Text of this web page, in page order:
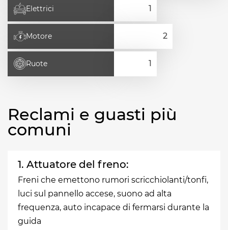
Elettrici
Motore
Ruote
Reclami e guasti più
comuni
1. Attuatore del freno:
Freni che emettono rumori scricchiolanti/tonfi,
luci sul pannello accese, suono ad alta
frequenza, auto incapace di fermarsi durante la
guida